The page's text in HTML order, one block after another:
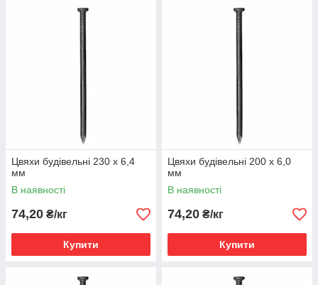
Цвяхи будівельні 230 х 6,4
мм
В наявності
74,20 ₴/кг
Купити
Цвяхи будівельні 200 х 6,0
мм
В наявності
74,20 ₴/кг
Купити